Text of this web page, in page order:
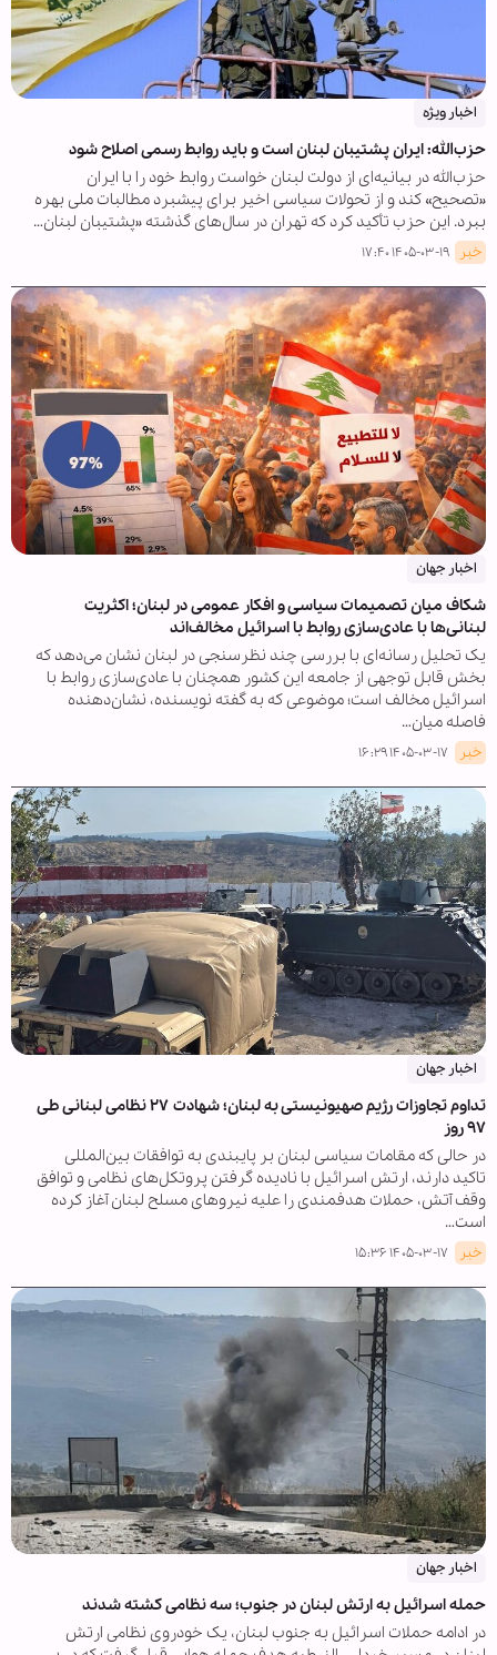
اخبار ویژه
حزب‌الله: ایران پشتیبان لبنان است و باید روابط رسمی اصلاح شود
حزب‌الله در بیانیه‌ای از دولت لبنان خواست روابط خود را با ایران
«تصحیح» کند و از تحولات سیاسی اخیر برای پیشبرد مطالبات ملی بهره
ببرد. این حزب تأکید کرد که تهران در سال‌های گذشته «پشتیبان لبنان…
خبر ۱۴۰۵-۰۳-۱۹ ۱۷:۴۰
اخبار جهان
شکاف میان تصمیمات سیاسی و افکار عمومی در لبنان؛ اکثریت
لبنانی‌ها با عادی‌سازی روابط با اسرائیل مخالف‌اند
یک تحلیل رسانه‌ای با بررسی چند نظرسنجی در لبنان نشان می‌دهد که
بخش قابل توجهی از جامعه این کشور همچنان با عادی‌سازی روابط با
اسرائیل مخالف است؛ موضوعی که به گفته نویسنده، نشان‌دهنده
فاصله میان…
خبر ۱۴۰۵-۰۳-۱۷ ۱۶:۲۹
اخبار جهان
تداوم تجاوزات رژیم صهیونیستی به لبنان؛ شهادت ۲۷ نظامی لبنانی طی
۹۷ روز
در حالی که مقامات سیاسی لبنان بر پایبندی به توافقات بین‌المللی
تاکید دارند، ارتش اسرائیل با نادیده گرفتن پروتکل‌های نظامی و توافق
وقف آتش، حملات هدفمندی را علیه نیروهای مسلح لبنان آغاز کرده
است…
خبر ۱۴۰۵-۰۳-۱۷ ۱۵:۳۶
اخبار جهان
حمله اسرائیل به ارتش لبنان در جنوب؛ سه نظامی کشته شدند
در ادامه حملات اسرائیل به جنوب لبنان، یک خودروی نظامی ارتش